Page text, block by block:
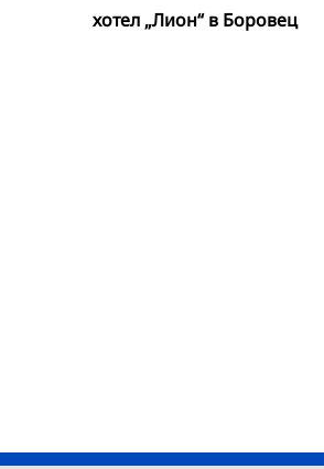
хотел „Лион“ в Боровец